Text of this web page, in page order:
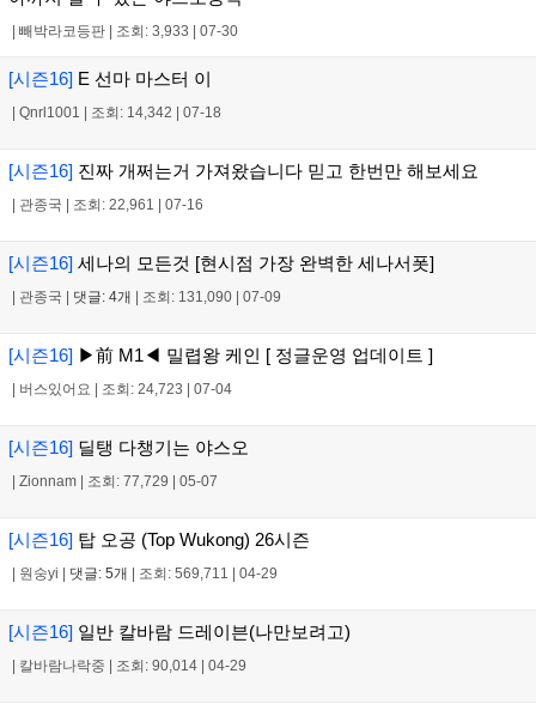
빼박라코등판 조회: 3,933 07-30
[시즌16] E 선마 마스터 이
Qnrl1001 조회: 14,342 07-18
[시즌16] 진짜 개쩌는거 가져왔습니다 믿고 한번만 해보세요
관종국 조회: 22,961 07-16
[시즌16] 세나의 모든것 [현시점 가장 완벽한 세나서폿]
관종국 댓글: 4개 조회: 131,090 07-09
[시즌16] ▶前 M1◀ 밀렵왕 케인 [ 정글운영 업데이트 ]
버스있어요 조회: 24,723 07-04
[시즌16] 딜탱 다챙기는 야스오
Zionnam 조회: 77,729 05-07
[시즌16] 탑 오공 (Top Wukong) 26시즌
원숭yi 댓글: 5개 조회: 569,711 04-29
[시즌16] 일반 칼바람 드레이븐(나만보려고)
칼바람나락중 조회: 90,014 04-29